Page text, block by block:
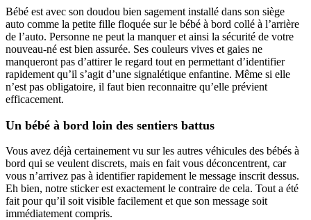
Bébé est avec son doudou bien sagement installé dans son siège
auto comme la petite fille floquée sur le bébé à bord collé à l’arrière
de l’auto. Personne ne peut la manquer et ainsi la sécurité de votre
nouveau-né est bien assurée. Ses couleurs vives et gaies ne
manqueront pas d’attirer le regard tout en permettant d’identifier
rapidement qu’il s’agit d’une signalétique enfantine. Même si elle
n’est pas obligatoire, il faut bien reconnaitre qu’elle prévient
efficacement.
Un bébé à bord loin des sentiers battus
Vous avez déjà certainement vu sur les autres véhicules des bébés à
bord qui se veulent discrets, mais en fait vous déconcentrent, car
vous n’arrivez pas à identifier rapidement le message inscrit dessus.
Eh bien, notre sticker est exactement le contraire de cela. Tout a été
fait pour qu’il soit visible facilement et que son message soit
immédiatement compris.